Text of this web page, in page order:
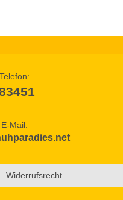
Mail:
Widerrufsrecht